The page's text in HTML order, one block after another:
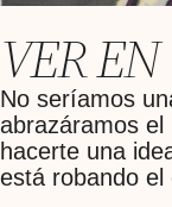
VER EN
No seríamos
abrazáramos
hacerte una
está robando el